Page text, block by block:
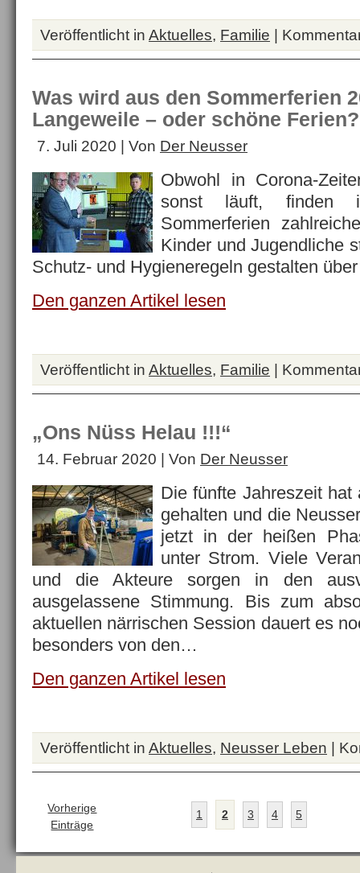
Veröffentlicht in Aktuelles, Familie |
Was wird aus den Sommerferien
Langeweile – oder schöne Ferien?
7. Juli 2020 | Von Der Neusser
Obwohl in Corona-
sonst läuft,
Sommerferien
Kinder und Jugendliche
Schutz- und Hygieneregeln gestalten
Den ganzen Artikel lesen
Veröffentlicht in Aktuelles, Familie |
„Ons Nüss Helau !!!“
14. Februar 2020 | Von Der Neusser
Die fünfte Jahreszeit
gehalten und die
jetzt in der heißen
unter Strom. Viele
und die Akteure sorgen in den
ausgelassene Stimmung. Bis zum
aktuellen närrischen Session dauert es
besonders von den…
Den ganzen Artikel lesen
Veröffentlicht in Aktuelles, Neusser Leben |
Vorherige
Einträge
1 2 3 4 5